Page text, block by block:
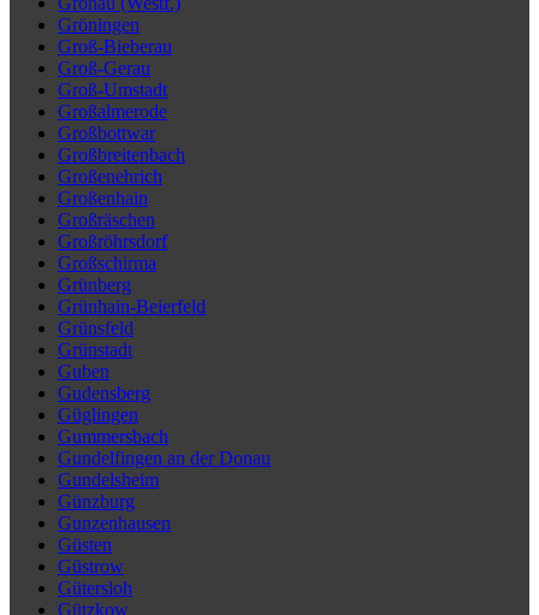
Gröningen
Groß-Bieberau
Groß-Gerau
Groß-Umstadt
Großalmerode
Großbottwar
Großbreitenbach
Großenehrich
Großenhain
Großräschen
Großröhrsdorf
Großschirma
Grünberg
Grünhain-Beierfeld
Grünsfeld
Grünstadt
Guben
Gudensberg
Güglingen
Gummersbach
Gundelfingen an der Donau
Gundelsheim
Günzburg
Gunzenhausen
Güsten
Güstrow
Gütersloh
Gützkow